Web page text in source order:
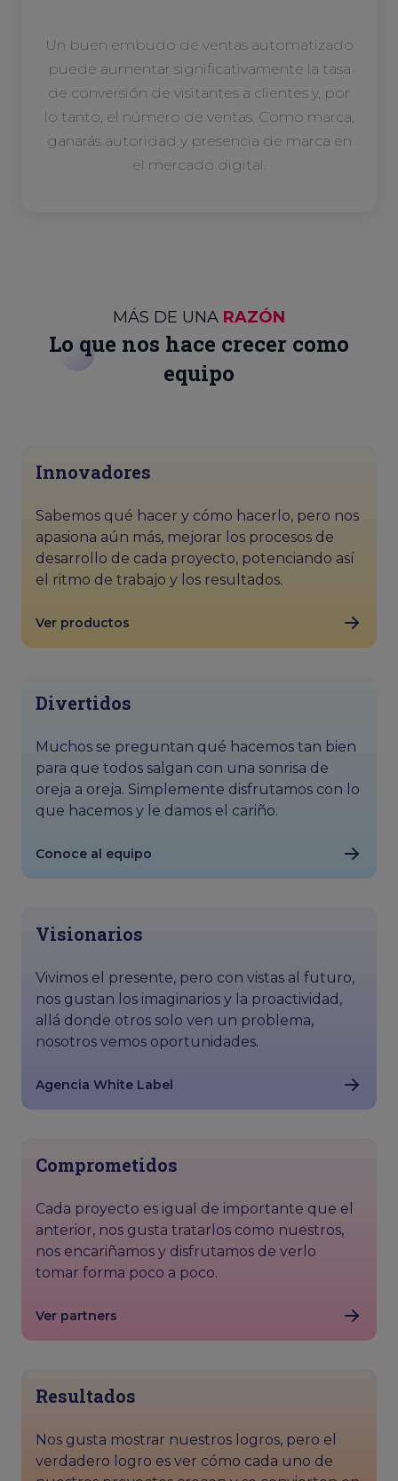
Un buen embudo de ventas automatizado
puede aumentar significativamente la tasa
de conversión de visitantes a clientes y, por
lo tanto, el número de ventas. Como marca,
ganarás autoridad y presencia de marca en
el mercado digital.
MÁS DE UNA RAZÓN
Lo que nos hace crecer como
equipo
Innovadores
Sabemos qué hacer y cómo hacerlo, pero nos
apasiona aún más, mejorar los procesos de
desarrollo de cada proyecto, potenciando así
el ritmo de trabajo y los resultados.
Ver productos
Divertidos
Muchos se preguntan qué hacemos tan bien
para que todos salgan con una sonrisa de
oreja a oreja. Simplemente disfrutamos con lo
que hacemos y le damos el cariño.
Conoce al equipo
Visionarios
Vivimos el presente, pero con vistas al futuro,
nos gustan los imaginarios y la proactividad,
allá donde otros solo ven un problema,
nosotros vemos oportunidades.
Agencia White Label
Comprometidos
Cada proyecto es igual de importante que el
anterior, nos gusta tratarlos como nuestros,
nos encariñamos y disfrutamos de verlo
tomar forma poco a poco.
Ver partners
Resultados
Nos gusta mostrar nuestros logros, pero el
verdadero logro es ver cómo cada uno de